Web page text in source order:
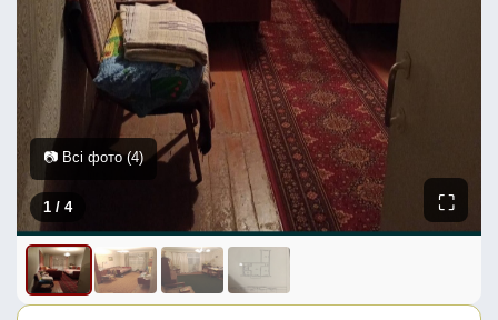
1 / 4 ⛶
📷 Всі фото (4)